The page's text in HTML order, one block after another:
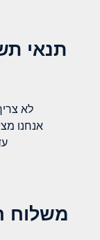
תנאי
לא
אנחנו
עד 12
משלוח